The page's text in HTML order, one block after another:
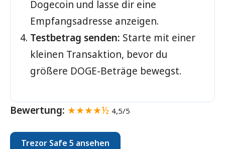
Dogecoin und lasse dir eine
Empfangsadresse anzeigen.
Testbetrag senden: Starte mit einer
kleinen Transaktion, bevor du
größere DOGE-Beträge bewegst.
Bewertung: ★★★★½ 4,5/5
Trezor Safe 5 ansehen